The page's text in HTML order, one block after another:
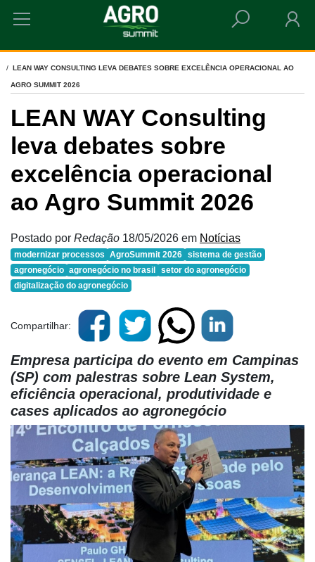
HOME
LEAN WAY CONSULTING LEVA DEBATES SOBRE EXCELÊNCIA OPERACIONAL AO
AGRO SUMMIT 2026
LEAN WAY Consulting
leva debates sobre
excelência operacional
ao Agro Summit 2026
Postado por Redação 18/05/2026 em Notícias
modernizar processos AgroSummit 2026 sistema de gestão
agronegócio agronegócio no brasil
setor do agronegócio
digitalização do agronegócio
Compartilhar:
Empresa participa do evento em Campinas
(SP) com palestras sobre Lean System,
eficiência operacional, produtividade e
cases aplicados ao agronegócio